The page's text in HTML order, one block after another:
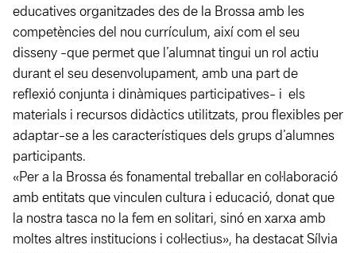
educatives organitzades des de la Brossa amb les
competències del nou currículum, així com el seu
disseny -que permet que l’alumnat tingui un rol actiu
durant el seu desenvolupament, amb una part de
reflexió conjunta i dinàmiques participatives- i els
materials i recursos didàctics utilitzats, prou flexibles per
adaptar-se a les característiques dels grups d’alumnes
participants.
«Per a la Brossa és fonamental treballar en col·laboració
amb entitats que vinculen cultura i educació, donat que
la nostra tasca no la fem en solitari, sinó en xarxa amb
moltes altres institucions i col·lectius», ha destacat Sílvia